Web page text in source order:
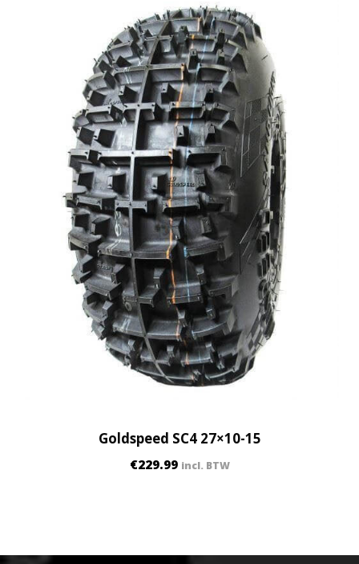
Goldspeed SC4 27×10-15
€229.99 incl. BTW